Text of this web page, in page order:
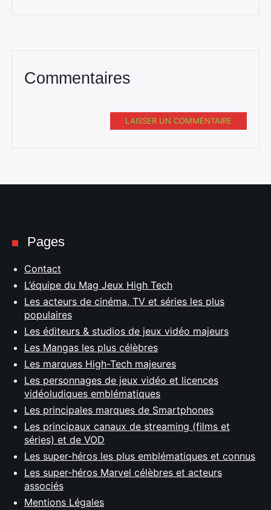
Commentaires
LAISSER UN COMMENTAIRE
Pages
Contact
L’équipe du Mag Jeux High Tech
Les acteurs de cinéma, TV et séries les plus
populaires
Les éditeurs & studios de jeux vidéo majeurs
Les Mangas les plus célèbres
Les marques High-Tech majeures
Les personnages de jeux vidéo et licences
vidéoludiques emblématiques
Les principales marques de Smartphones
Les principaux canaux de streaming (films et
séries) et de VOD
Les super-héros les plus emblématiques et connus
Les super-héros Marvel célèbres et acteurs
associés
Mentions Légales